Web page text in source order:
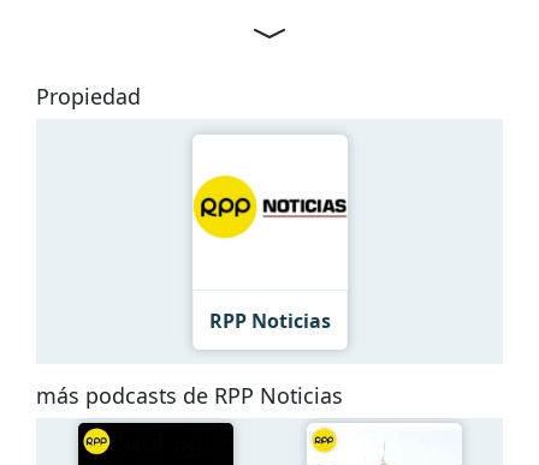
Propiedad
RPP Noticias
más podcasts de RPP Noticias